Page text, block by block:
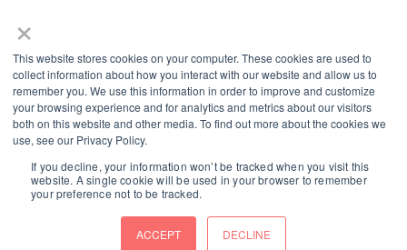
×
This website stores cookies on your computer. These cookies are used to
collect information about how you interact with our website and allow us to
remember you. We use this information in order to improve and customize
your browsing experience and for analytics and metrics about our visitors
both on this website and other media. To find out more about the cookies we
use, see our Privacy Policy.
If you decline, your information won’t be tracked when you visit this
website. A single cookie will be used in your browser to remember
your preference not to be tracked.
ACCEPT DECLINE
contact@electravehicles.com
HEADQUARTERS
110 K Street, Suite 330
Boston, MA, 02127 USA
EUROPEAN OFFICE
Milano (MI), Italy